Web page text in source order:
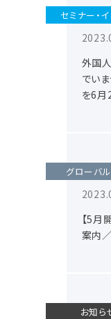
セミナー・
外国
でい
を6月
グローバ
【5月
案内
お知ら